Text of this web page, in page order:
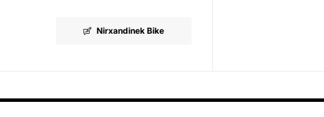
Nirxandinek Bike